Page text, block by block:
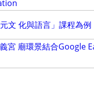
文 化與語言」課程為例
宮 廟環景結合Google